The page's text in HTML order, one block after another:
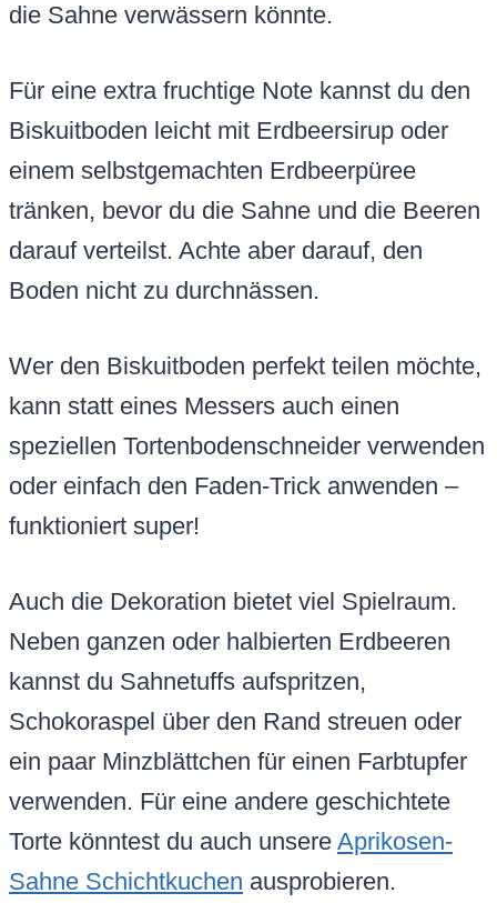
die Sahne verwässern könnte.
Für eine extra fruchtige Note kannst du den
Biskuitboden leicht mit Erdbeersirup oder
einem selbstgemachten Erdbeerpüree
tränken, bevor du die Sahne und die Beeren
darauf verteilst. Achte aber darauf, den
Boden nicht zu durchnässen.
Wer den Biskuitboden perfekt teilen möchte,
kann statt eines Messers auch einen
speziellen Tortenbodenschneider verwenden
oder einfach den Faden-Trick anwenden –
funktioniert super!
Auch die Dekoration bietet viel Spielraum.
Neben ganzen oder halbierten Erdbeeren
kannst du Sahnetuffs aufspritzen,
Schokoraspel über den Rand streuen oder
ein paar Minzblättchen für einen Farbtupfer
verwenden. Für eine andere geschichtete
Torte könntest du auch unsere Aprikosen-
Sahne Schichtkuchen ausprobieren.